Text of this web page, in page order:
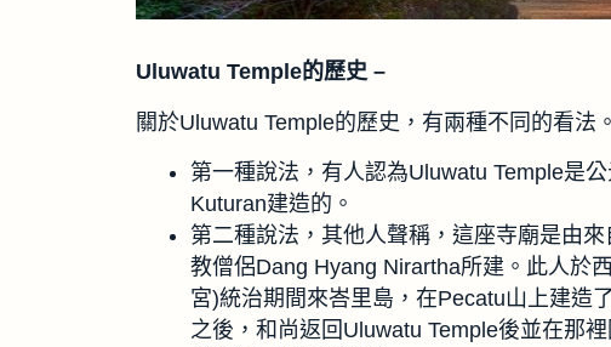
Uluwatu Temple的歷史 –
關於Uluwatu Temple的歷史，有兩種不同的看法。
第一種說法，有人認為Uluwatu Temple是
Kuturan建造的。
第二種說法，其他人聲稱，這座寺廟是由
教僧侶Dang Hyang Nirartha所建。此人於
宮)統治期間來峇里島，在Pecatu山上建造
之後，和尚返回Uluwatu Temple後並在那